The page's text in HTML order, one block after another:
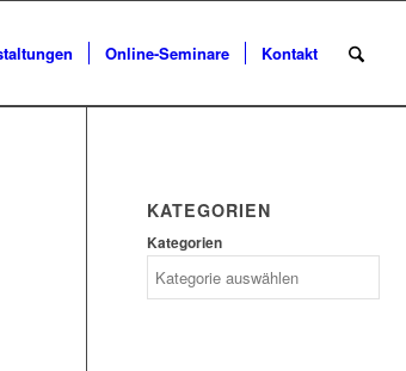
Online-Seminare Kontakt
KATEGORIEN
Kategorien